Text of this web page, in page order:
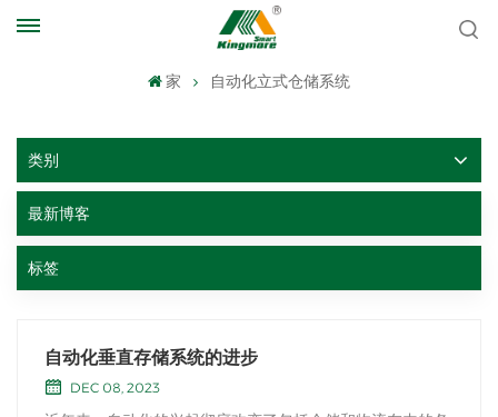
家 自动化立式仓储系统
类别
最新博客
标签
自动化垂直存储系统的进步
DEC 08, 2023